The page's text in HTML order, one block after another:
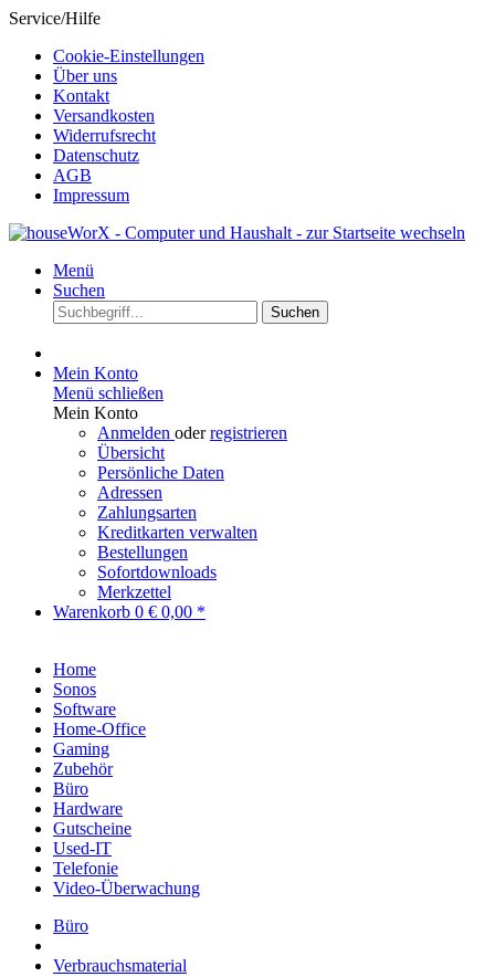
Service/Hilfe
Cookie-Einstellungen
Über uns
Kontakt
Versandkosten
Widerrufsrecht
Datenschutz
AGB
Impressum
Menü
Suchen
Suchen
Mein Konto
Menü schließen
Mein Konto
Anmelden oderregistrieren
Übersicht
Persönliche Daten
Adressen
Zahlungsarten
Kreditkarten verwalten
Bestellungen
Sofortdownloads
Merkzettel
Warenkorb 0 € 0,00 *
Home
Sonos
Software
Home-Office
Gaming
Zubehör
Büro
Hardware
Gutscheine
Used-IT
Telefonie
Video-Überwachung
Büro
Verbrauchsmaterial